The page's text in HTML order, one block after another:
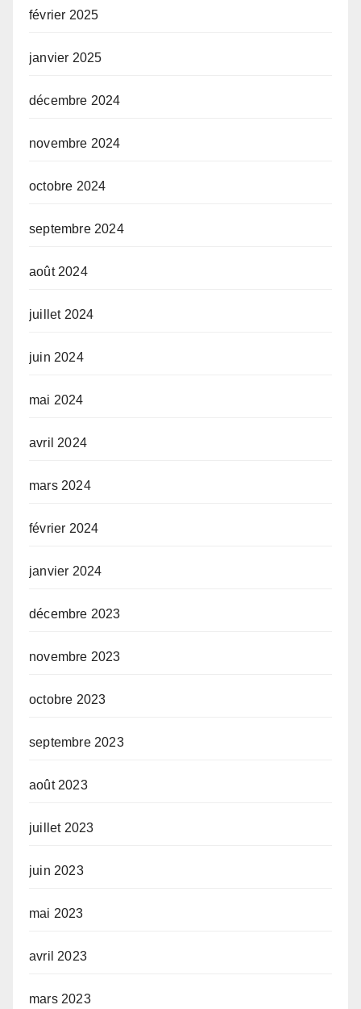
février 2025
janvier 2025
décembre 2024
novembre 2024
octobre 2024
septembre 2024
août 2024
juillet 2024
juin 2024
mai 2024
avril 2024
mars 2024
février 2024
janvier 2024
décembre 2023
novembre 2023
octobre 2023
septembre 2023
août 2023
juillet 2023
juin 2023
mai 2023
avril 2023
mars 2023